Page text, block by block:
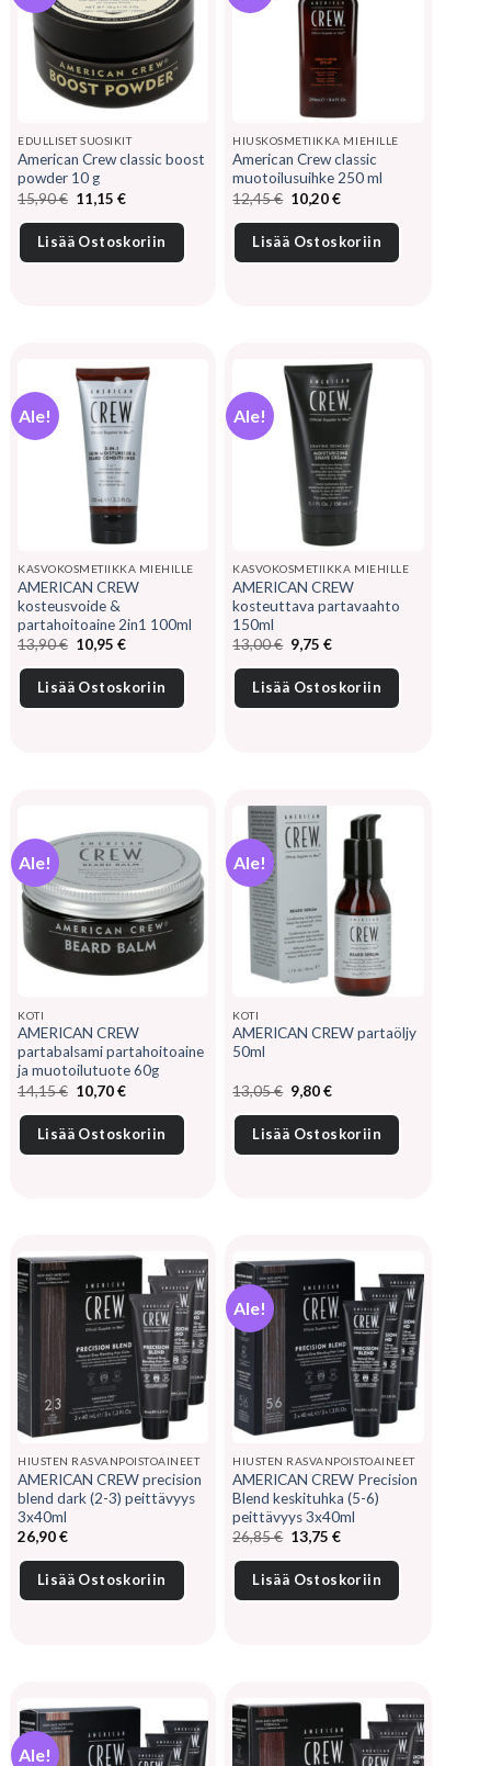
EDULLISET SUOSIKIT
American Crew classic boost
powder 10 g
15,90€ Alkuperäinen
hinta
oli:
15,90 €.
11,15€Nykyinen
on:
11,15 €.
Lisää Ostoskoriin
HIUSKOSMETIIKKA MIEHILLE
American Crew classic
muotoilusuihke 250 ml
12,45€ Alkuperäinen
hinta
oli:
12,45 €.
10,20€Nykyinen
on:
10,20 €.
Lisää Ostoskoriin
Ale!
KASVOKOSMETIIKKA MIEHILLE
AMERICAN CREW
kosteusvoide &
partahoitoaine 2in1 100ml
13,90€ Alkuperäinen
hinta
oli:
13,90 €.
10,95€Nykyinen
on:
10,95 €.
Lisää Ostoskoriin
Ale!
KASVOKOSMETIIKKA MIEHILLE
AMERICAN CREW
kosteuttava partavaahto
150ml
13,00€ Alkuperäinen
hinta
oli:
13,00 €.
9,75€Nykyinen
on:
9,75 €.
Lisää Ostoskoriin
Ale!
KOTI
AMERICAN CREW
partabalsami partahoitoaine
ja muotoilutuote 60g
14,15€ Alkuperäinen
hinta
oli:
14,15 €.
10,70€Nykyinen
on:
10,70 €.
Lisää Ostoskoriin
Ale!
KOTI
AMERICAN CREW partaöljy
50ml
13,05€ Alkuperäinen
hinta
oli:
13,05 €.
9,80€Nykyinen
on:
9,80 €.
Lisää Ostoskoriin
HIUSTEN RASVANPOISTOAINEET
AMERICAN CREW precision
blend dark (2-3) peittävyys
3x40ml
26,90€
Lisää Ostoskoriin
Ale!
HIUSTEN RASVANPOISTOAINEET
AMERICAN CREW Precision
Blend keskituhka (5-6)
peittävyys 3x40ml
26,85€ Alkuperäinen
hinta
oli:
26,85 €.
13,75€Nykyinen
on:
13,75 €.
Lisää Ostoskoriin
Ale!